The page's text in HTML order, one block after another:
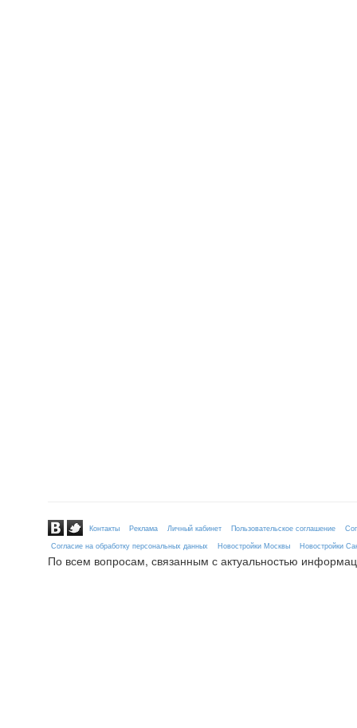
Контакты Реклама Личный кабинет Пользовательское соглашение
Согласие на обработку персональных данных
Новостройки Москвы Новостройки
По всем вопросам, связанным с актуальностью